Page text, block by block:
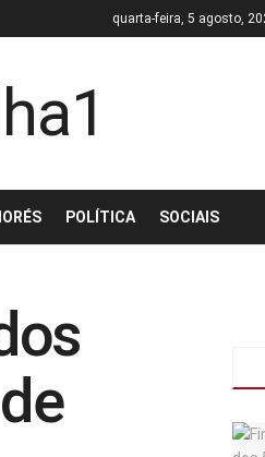
quarta-feira, 5 agosto,
POLÍTICA SOCIAIS